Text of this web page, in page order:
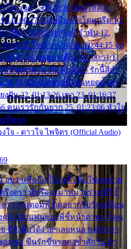
ใจยาจก 7. 00:20:30 คิดดูให้ดี 8.
ก 9. 00:27:35 เหมือนใจโดนกรีด 10.
เปียว 11. 00:34:05 คำรำพัน 12.
ใจเจ้ากรรม 14. 00:44:15 จูบ
00:47:24 ขอสูมาเต๊อะ 16. 00:51:11
คืนทรมาน 18. 00:58:25 รักนี้สีดำ
20. 01:05:42 หยาดน้ำฝนหยดน้ำตา
งฝัน 22. 01:13:26 เขา 23. 01:16:37
คนเรารักกันยาก 25. 01:23:06 หัวใจ
เพื่อลูก
ใจ - ดาวใจ ไพจิตร (Official Audio)
อยากเชื่อถือก็ไม่กล้า ติ๋มใช่คนสวย
รึงตรา พี่หรือจะมาหมายร่วมชีวี ก็
าวๆรุมตอมพี่ ติ๋มอยากรับรักเหมือน
ฤดี กลัวแฟนของพี่ชี้หน้าด่าทอ ก็คน
พี่ยังลืมได้ง่ายๆเลยหนอ แค่ตัวเรา
อมซ่อ ขืนรักขืนรอคงช้ำสักวัน ถ้า